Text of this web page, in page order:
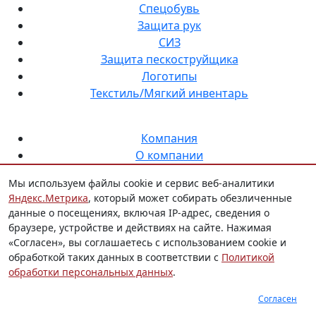
Спецобувь
Защита рук
СИЗ
Защита пескоструйщика
Логотипы
Текстиль/Мягкий инвентарь
Компания
О компании
Доставка и оплата
Новости
Услуги
Нанесение логотипа на спецодежду
Индивидуальный пошив
Мы используем файлы cookie и сервис веб-аналитики
Яндекс.Метрика, который может собирать обезличенные
данные о посещениях, включая IP-адрес, сведения о
браузере, устройстве и действиях на сайте. Нажимая
«Согласен», вы соглашаетесь с использованием cookie и
обработкой таких данных в соответствии с Политикой
обработки персональных данных.
Согласен